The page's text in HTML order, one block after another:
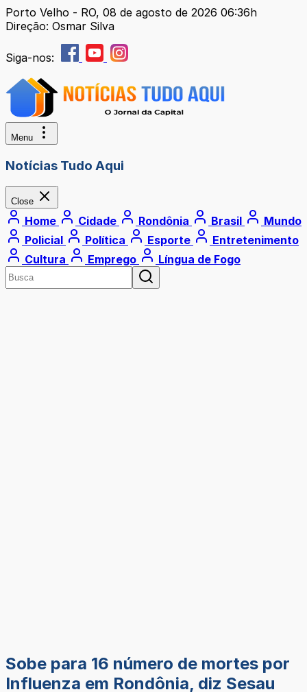
Porto Velho - RO, 08 de agosto de 2026 06:36h
Direção: Osmar Silva
Siga-nos:
Menu
Notícias Tudo Aqui
Close
Home Cidade Rondônia Brasil
Mundo
Policial
Política Esporte
Entretenimento
Cultura
Emprego Língua de Fogo
Sobe para 16 número de mortes por
Influenza em Rondônia, diz Sesau